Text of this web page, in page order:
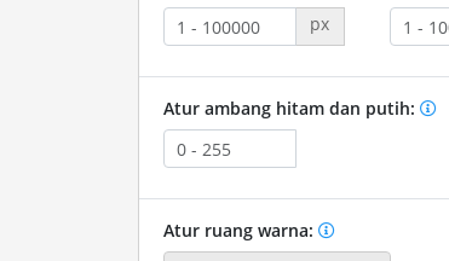
px
Atur ambang hitam dan putih:
Atur ruang warna: